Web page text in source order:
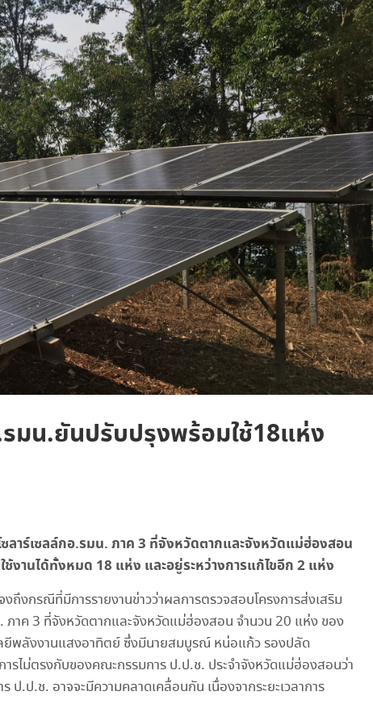
มน.ยันปรับปรุงพร้อมใช้18แห่ง
าร์เซลล์กอ.รมน. ภาค 3 ที่จังหวัดตากและจังหวัดแม่ฮ่องสอน
งานได้ทั้งหมด 18 แห่ง และอยู่ระหว่างการแก้ไขอีก 2 แห่ง
งกรณีที่มีการรายงานข่าวว่าผลการตรวจสอบโครงการส่งเสริม
ภาค 3 ที่จังหวัดตากและจังหวัดแม่ฮ่องสอน จำนวน 20 แห่ง ของ
ยีพลังงานแสงอาทิตย์ ซึ่งมีนายสมบูรณ์ หน่อแก้ว รองปลัด
ารไม่ตรงกับของคณะกรรมการ ป.ป.ช. ประจำจังหวัดแม่ฮ่องสอนว่า
.ป.ช. อาจจะมีความคลาดเคลื่อนกัน เนื่องจากระยะเวลาการ